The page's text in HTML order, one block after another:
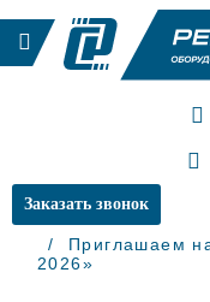
Заказать звонок
Главная
Приглашаем
2026»